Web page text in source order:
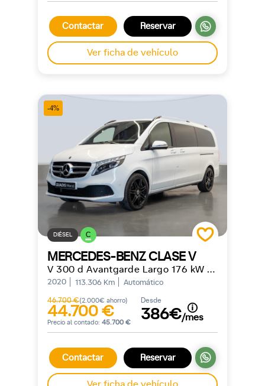
Contactar Reservar
Ver ficha de vehículo
-4%
DIÉSEL C
MERCEDES-BENZ CLASE V
V 300 d Avantgarde Largo 176 kW (239 CV)
2020 113.306 Km Automático
46.700 €(2.000€ ahorro)
44.700 €
Precio al contado: 45.700 €
Desde
386€/mes
Contactar Reservar
Ver ficha de vehículo